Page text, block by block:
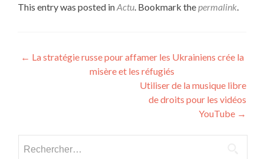
This entry was posted inActu. Bookmark thepermalink.
Post navigation
← La stratégie russe pour affamer les Ukrainiens crée la
misère et les réfugiés
Utiliser de la musique libre
de droits pour les vidéos
YouTube →